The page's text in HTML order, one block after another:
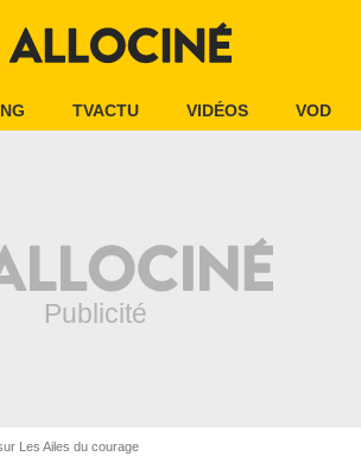
TVACTU VIDÉOS VOD
Les Ailes du courage